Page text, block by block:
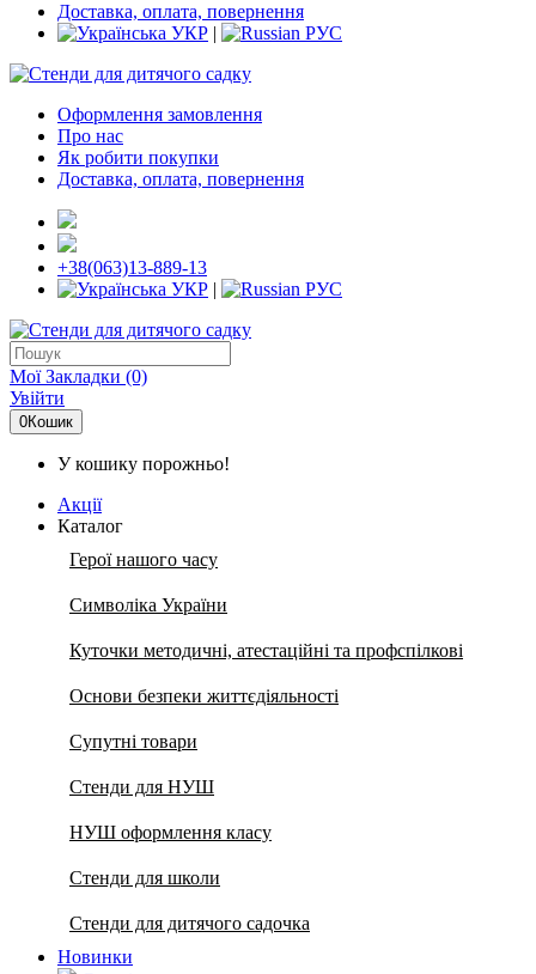
Доставка, оплата, повернення
УКР | РУС
Оформлення замовлення
Про нас
Як робити покупки
Доставка, оплата, повернення
+38(063)13-889-13
УКР | РУС
Мої Закладки (0)
Увійти
0Кошик
У кошику порожньо!
Акції
Каталог
Герої нашого часу
Символіка України
Куточки методичні, атестаційні та профспілкові
Основи безпеки життєдіяльності
Супутні товари
Стенди для НУШ
НУШ оформлення класу
Стенди для школи
Стенди для дитячого садочка
Новинки